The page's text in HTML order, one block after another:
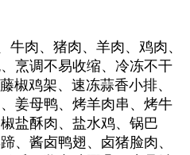
肉、猪肉、羊肉、鸡肉、
烹调不易收缩、冷冻不干
椒鸡架、速冻蒜香小排、
姜母鸭、烤羊肉串、烤牛
盐酥肉、盐水鸡、锅巴
、酱卤鸭翅、卤猪脸肉、